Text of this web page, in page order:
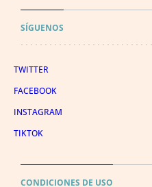
SÍGUENOS
TWITTER
FACEBOOK
INSTAGRAM
TIKTOK
CONDICIONES DE USO